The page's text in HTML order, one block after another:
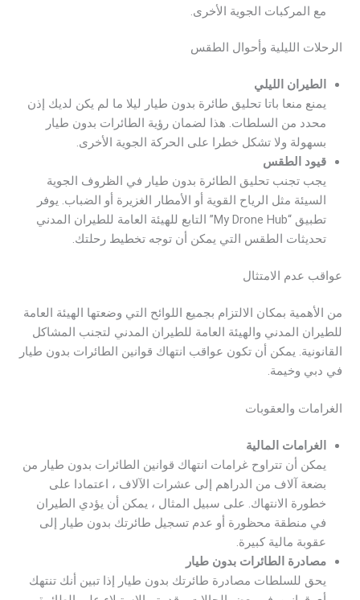
مع المركبات الجوية الأخرى.
الرحلات الليلية وأحوال الطقس
الطيران الليلي
يمنع منعا باتا تحليق طائرة بدون طيار ليلا ما لم يكن لديك إذن
محدد من السلطات. هذا لضمان رؤية الطائرات بدون طيار
بسهولة ولا تشكل خطرا على الحركة الجوية الأخرى.
قيود الطقس
يجب تجنب تحليق الطائرة بدون طيار في الظروف الجوية
السيئة مثل الرياح القوية أو الأمطار الغزيرة أو الضباب. يوفر
تطبيق “My Drone Hub” التابع للهيئة العامة للطيران المدني
تحديثات الطقس التي يمكن أن توجه تخطيط رحلتك.
عواقب عدم الامتثال
من الأهمية بمكان الالتزام بجميع اللوائح التي وضعتها الهيئة العامة
للطيران المدني والهيئة العامة للطيران المدني لتجنب المشاكل
القانونية. يمكن أن تكون عواقب انتهاك قوانين الطائرات بدون طيار
في دبي وخيمة.
الغرامات والعقوبات
الغرامات المالية
يمكن أن تتراوح غرامات انتهاك قوانين الطائرات بدون طيار من
بضعة آلاف من الدراهم إلى عشرات الآلاف ، اعتمادا على
خطورة الانتهاك. على سبيل المثال ، يمكن أن يؤدي الطيران
في منطقة محظورة أو عدم تسجيل طائرتك بدون طيار إلى
عقوبة مالية كبيرة.
مصادرة الطائرات بدون طيار
يحق للسلطات مصادرة طائرتك بدون طيار إذا تبين أنك تنتهك